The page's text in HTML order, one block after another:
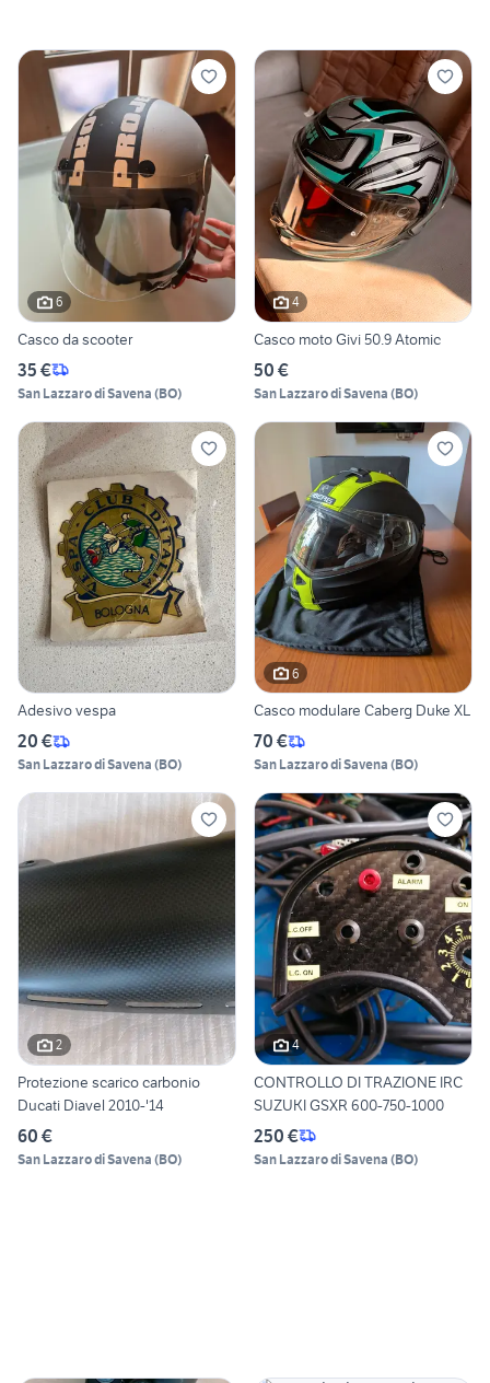
6
Casco da scooter
35 €
San Lazzaro di Savena (BO)
4
Casco moto Givi 50.9 Atomic
50 €
San Lazzaro di Savena (BO)
Adesivo vespa
20 €
San Lazzaro di Savena (BO)
6
Casco modulare Caberg Duke XL
70 €
San Lazzaro di Savena (BO)
2
Protezione scarico carbonio
Ducati Diavel 2010-'14
60 €
San Lazzaro di Savena (BO)
4
CONTROLLO DI TRAZIONE IRC
SUZUKI GSXR 600-750-1000
250 €
San Lazzaro di Savena (BO)